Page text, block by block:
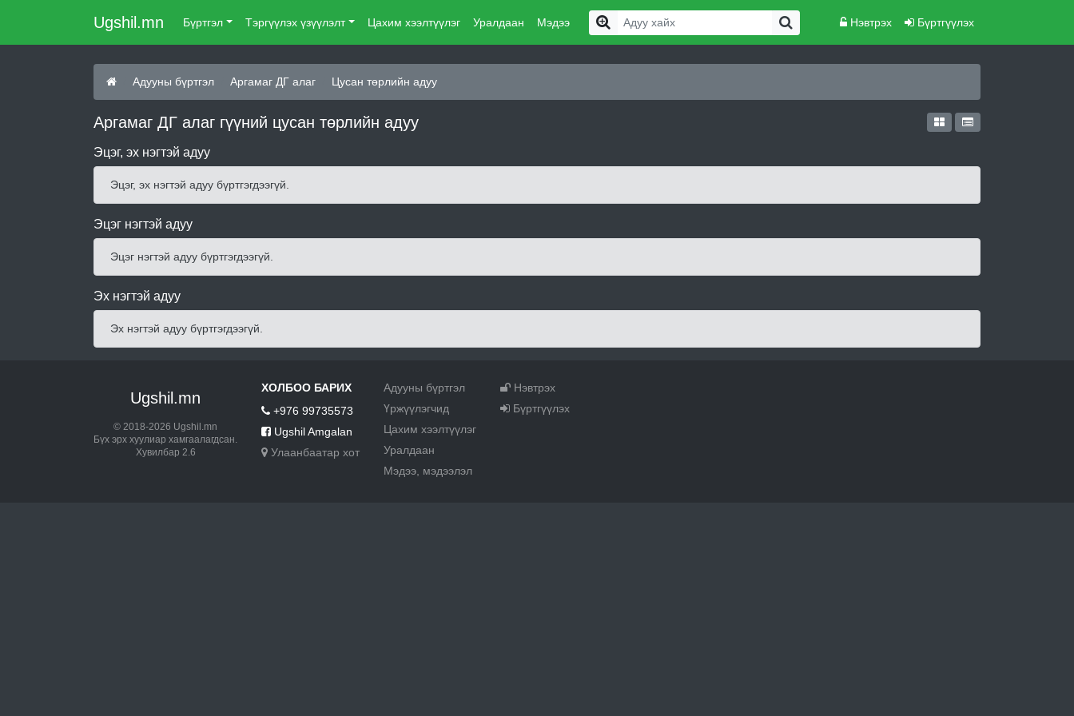
Ugshil.mn Бүртгэл Тэргүүлэх үзүүлэлт Цахим хээлтүүлэг Уралдаан Мэдээ Нэвтрэх Бүртгүүлэх
Адууны бүртгэл Аргамаг ДГ алаг Цусан төрлийн адуу
Аргамаг ДГ алаг гүүний цусан төрлийн адуу
Эцэг, эх нэгтэй адуу
Эцэг, эх нэгтэй адуу бүртгэгдээгүй.
Эцэг нэгтэй адуу
Эцэг нэгтэй адуу бүртгэгдээгүй.
Эх нэгтэй адуу
Эх нэгтэй адуу бүртгэгдээгүй.
Ugshil.mn
© 2018-2026 Ugshil.mn
Бүх эрх хуулиар хамгаалагдсан.
Хувилбар 2.6
ХОЛБОО БАРИХ
+976 99735573
Ugshil Amgalan
Улаанбаатар хот
Адууны бүртгэл
Үржүүлэгчид
Цахим хээлтүүлэг
Уралдаан
Мэдээ, мэдээлэл
Нэвтрэх
Бүртгүүлэх